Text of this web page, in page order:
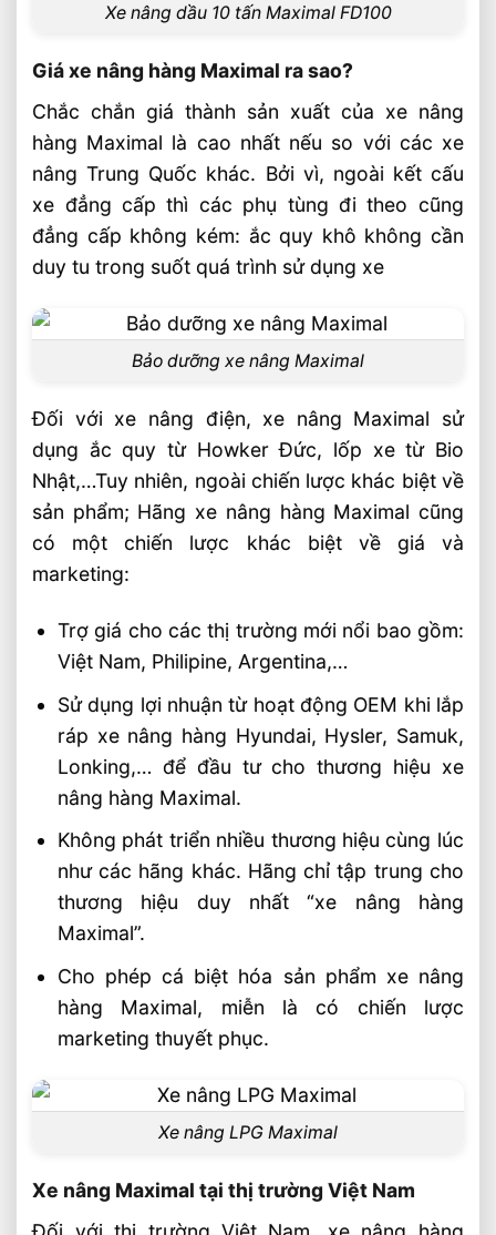
Xe nâng dầu 10 tấn Maximal FD100
Giá xe nâng hàng Maximal ra sao?
Chắc chắn giá thành sản xuất của xe nâng
hàng Maximal là cao nhất nếu so với các xe
nâng Trung Quốc khác. Bởi vì, ngoài kết cấu
xe đẳng cấp thì các phụ tùng đi theo cũng
đẳng cấp không kém: ắc quy khô không cần
duy tu trong suốt quá trình sử dụng xe
Bảo dưỡng xe nâng Maximal
Đối với xe nâng điện, xe nâng Maximal sử
dụng ắc quy từ Howker Đức, lốp xe từ Bio
Nhật,…Tuy nhiên, ngoài chiến lược khác biệt về
sản phẩm; Hãng xe nâng hàng Maximal cũng
có một chiến lược khác biệt về giá và
marketing:
Trợ giá cho các thị trường mới nổi bao gồm:
Việt Nam, Philipine, Argentina,…
Sử dụng lợi nhuận từ hoạt động OEM khi lắp
ráp xe nâng hàng Hyundai, Hysler, Samuk,
Lonking,… để đầu tư cho thương hiệu xe
nâng hàng Maximal.
Không phát triển nhiều thương hiệu cùng lúc
như các hãng khác. Hãng chỉ tập trung cho
thương hiệu duy nhất “xe nâng hàng
Maximal”.
Cho phép cá biệt hóa sản phẩm xe nâng
hàng Maximal, miễn là có chiến lược
marketing thuyết phục.
Xe nâng LPG Maximal
Xe nâng Maximal tại thị trường Việt Nam